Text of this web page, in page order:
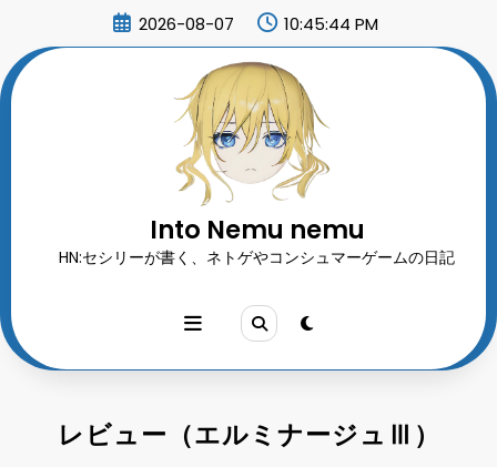
ン
ツ
2026-08-07 10:45:45 PM
Into Nemu nemu
HN:セシリーが書く、ネトゲやコンシュマーゲームの日記
レビュー（エルミナージュⅢ）